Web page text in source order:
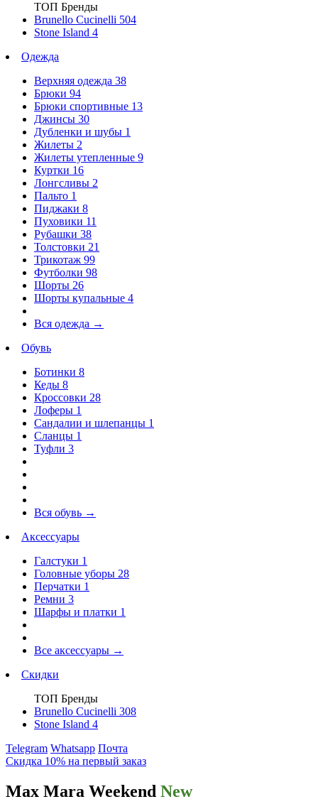
ТОП Бренды
Brunello Cucinelli 504
Stone Island 4
Одежда
Верхняя одежда 38
Брюки 94
Брюки спортивные 13
Джинсы 30
Дубленки и шубы 1
Жилеты 2
Жилеты утепленные 9
Куртки 16
Лонгсливы 2
Пальто 1
Пиджаки 8
Пуховики 11
Рубашки 38
Толстовки 21
Трикотаж 99
Футболки 98
Шорты 26
Шорты купальные 4
Вся одежда →
Обувь
Ботинки 8
Кеды 8
Кроссовки 28
Лоферы 1
Сандалии и шлепанцы 1
Сланцы 1
Туфли 3
Вся обувь →
Аксессуары
Галстуки 1
Головные уборы 28
Перчатки 1
Ремни 3
Шарфы и платки 1
Все аксессуары →
Скидки
ТОП Бренды
Brunello Cucinelli 308
Stone Island 4
Telegram Whatsapp Почта
Скидка 10% на первый заказ
Max Mara Weekend New